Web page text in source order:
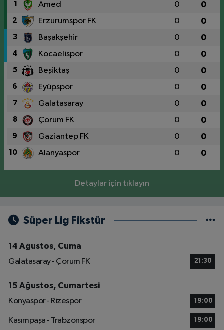
1 Amed 0 0
2 Erzurumspor FK 0 0
3 Başakşehir 0 0
4 Kocaelispor 0 0
5 Beşiktaş 0 0
6 Eyüpspor 0 0
7 Galatasaray 0 0
8 Çorum FK 0 0
9 Gaziantep FK 0 0
10 Alanyaspor 0 0
Detaylar için tıklayın
Süper Lig Fikstür
14 Ağustos, Cuma
Galatasaray - Çorum FK
21:30
15 Ağustos, Cumartesi
Konyaspor - Rizespor
19:00
Kasımpaşa - Trabzonspor 19:00